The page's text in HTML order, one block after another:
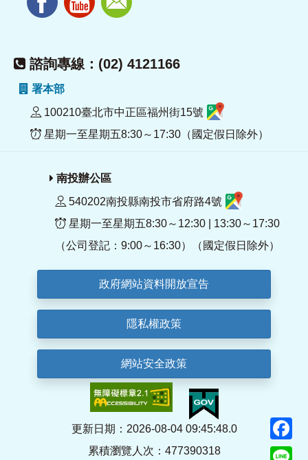
諮詢專線：(02) 4121166
署本部
100210臺北市中正區福州街15號
星期一至星期五8:30～17:30（國定假日除外）
南投辦公區
540202南投縣南投市省府路4號
星期一至星期五8:30～12:30 | 13:30～17:30
（公司登記：9:00～16:30）（國定假日除外）
政府網站資料開放宣告
隱私權政策
網站安全政策
更新日期：2026-08-04 09:45:48.0
累積瀏覽人次：477390318